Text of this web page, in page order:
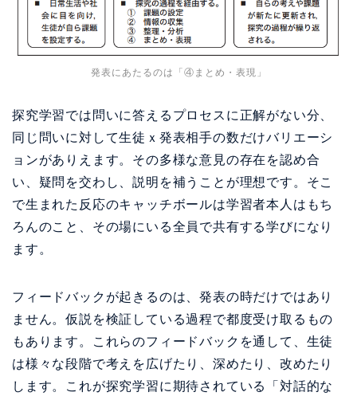
発表にあたるのは「④まとめ・表現」
探究学習では問いに答えるプロセスに正解がない分、
同じ問いに対して生徒ｘ発表相手の数だけバリエーシ
ョンがありえます。その多様な意見の存在を認め合
い、疑問を交わし、説明を補うことが理想です。そこ
で生まれた反応のキャッチボールは学習者本人はもち
ろんのこと、その場にいる全員で共有する学びになり
ます。
フィードバックが起きるのは、発表の時だけではあり
ません。仮説を検証している過程で都度受け取るもの
もあります。これらのフィードバックを通して、生徒
は様々な段階で考えを広げたり、深めたり、改めたり
します。これが探究学習に期待されている「対話的な